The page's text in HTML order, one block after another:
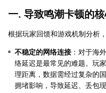
一. 导致鸣潮卡顿的
根据玩家回馈和游戏机制分析
不稳定的网络连接 ：对于海
络延迟是最常见的难题。玩
理距离，数据需经过复杂的
拥堵影响，导致延迟、丢包